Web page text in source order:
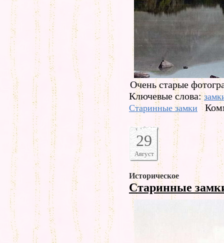
Очень старые
Ключевые слова:
Старинные замки
29
Август
Историческое
Старинные